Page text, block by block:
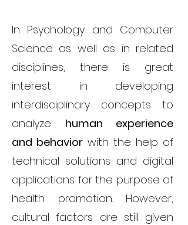
In Psychology and Computer
Science as well as in related
disciplines, there is great
interest in developing
interdisciplinary concepts to
analyze human experience
and behavior with the help of
technical solutions and digital
applications for the purpose of
health promotion. However,
cultural factors are still given